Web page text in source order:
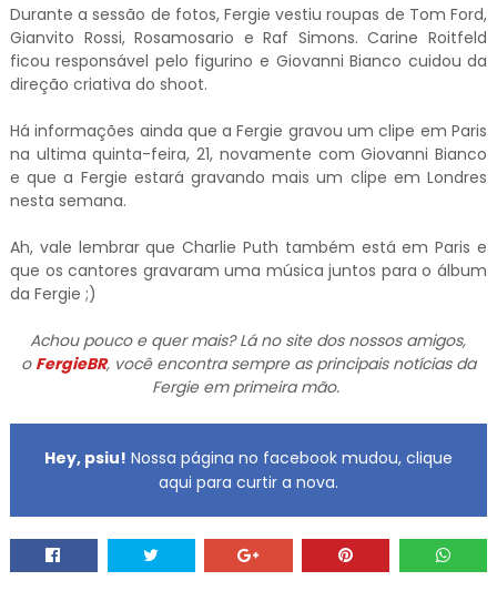
Durante a sessão de fotos, Fergie vestiu roupas de Tom Ford,
Gianvito Rossi, Rosamosario e Raf Simons. Carine Roitfeld
ficou responsável pelo figurino e Giovanni Bianco cuidou da
direção criativa do shoot.
Há informações ainda que a Fergie gravou um clipe em Paris
na ultima quinta-feira, 21, novamente com Giovanni Bianco
e que a Fergie estará gravando mais um clipe em Londres
nesta semana.
Ah, vale lembrar que Charlie Puth também está em Paris e
que os cantores gravaram uma música juntos para o álbum
da Fergie ;)
Achou pouco e quer mais? Lá no site dos nossos amigos,
o FergieBR, você encontra sempre as principais notícias da
Fergie em primeira mão.
Hey, psiu! Nossa página no facebook mudou, clique
aqui para curtir a nova.